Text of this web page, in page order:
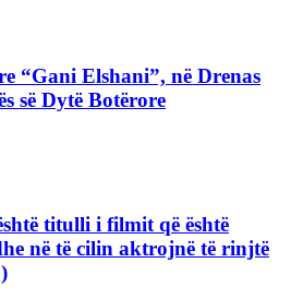
“Gani Elshani”, në Drenas
së Dytë Botërore
titulli i filmit që është
në të cilin aktrojnë të rinjtë